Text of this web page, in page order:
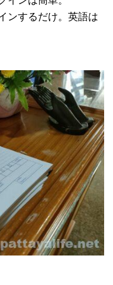
ンするだけ。英語は